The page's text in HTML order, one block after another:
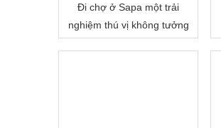
Đi chợ ở Sapa một trải
nghiệm thú vị không tưởng